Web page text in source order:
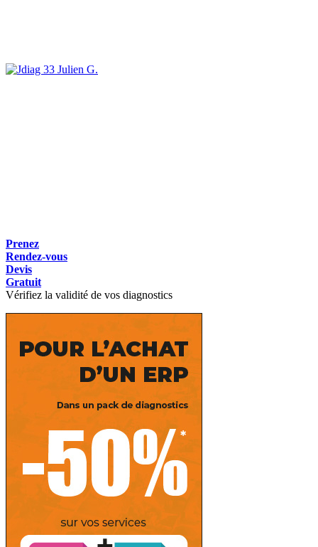
Julien G.
Prenez
Rendez-vous
Devis
Gratuit
Vérifiez la validité de vos diagnostics